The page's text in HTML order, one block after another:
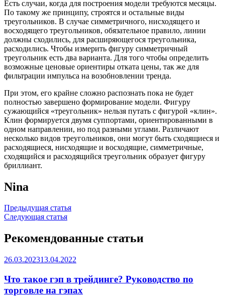
Есть случаи, когда для построения модели требуются месяцы.
По такому же принципу, строятся и остальные виды
треугольников. В случае симметричного, нисходящего и
восходящего треугольников, обязательное правило, линии
должны сходились, для расширяющегося треугольника,
расходились. Чтобы измерить фигуру симметричный
треугольник есть два варианта. Для того чтобы определить
возможные ценовые ориентиры отката цены, так же для
фильтрации импульса на возобновлении тренда.
При этом, его крайне сложно распознать пока не будет
полностью завершено формирование модели. Фигуру
сужающийся «треугольник» нельзя путать с фигурой «клин».
Клин формируется двумя суппортами, ориентированными в
одном направлении, но под разными углами. Различают
несколько видов треугольников, они могут быть сходящиеся и
расходящиеся, нисходящие и восходящие, симметричные,
сходящийся и расходящийся треугольник образует фигуру
бриллиант.
Nina
Навигация
по
записям
Предыдущая статья
Следующая статья
Рекомендованные статьи
26.03.202313.04.2022
Что такое гэп в трейдинге? Руководство по
торговле на гэпах